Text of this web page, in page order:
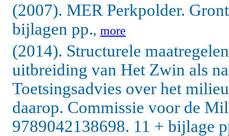
(2007). MER Perkpolder.
bijlagen pp., more
(2014). Structurele
uitbreiding van Het Zwin als
Toetsingsadvies over het
daarop. Commissie voor de
9789042138698. 11 + bijlage